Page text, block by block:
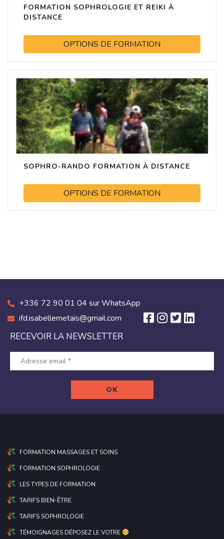
FORMATION SOPHROLOGIE ET REIKI À
DISTANCE
OPTIONS DE FORMATION
SOPHRO-RANDO FORMATION À DISTANCE
OPTIONS DE FORMATION
+336 72 90 01 04 sur WhatsApp
ifd.isabellemetais@gmail.com
RECEVOIR LA NEWSLETTER
FORMATION MASSAGES ET SOINS
FORMATION SOPHROLOGIE
LES TYPES DE FORMATION
TARIFS BIEN-ÊTRE
TARIFS SOPHROLOGIE
TÉMOIGNAGES DÉPOSEZ LE VOTRE